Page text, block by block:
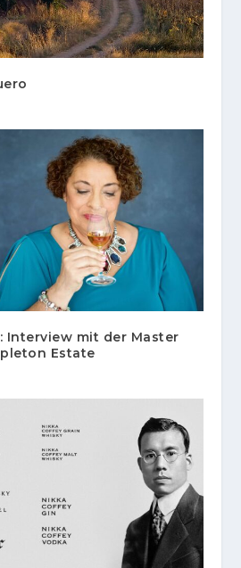
Interview mit der Master
Estate